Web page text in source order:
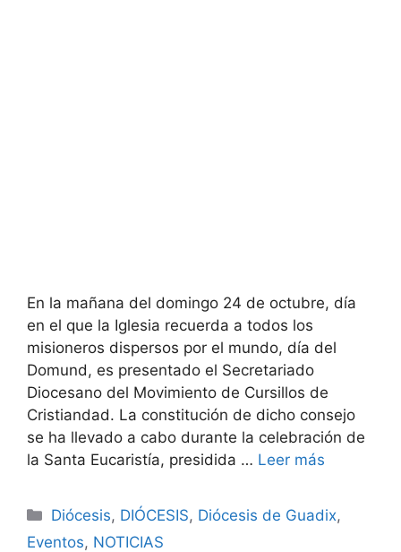
En la mañana del domingo 24 de octubre, día
en el que la Iglesia recuerda a todos los
misioneros dispersos por el mundo, día del
Domund, es presentado el Secretariado
Diocesano del Movimiento de Cursillos de
Cristiandad. La constitución de dicho consejo
se ha llevado a cabo durante la celebración de
la Santa Eucaristía, presidida … Leer más
Categorías
Diócesis, DIÓCESIS, Diócesis de Guadix,
Eventos, NOTICIAS